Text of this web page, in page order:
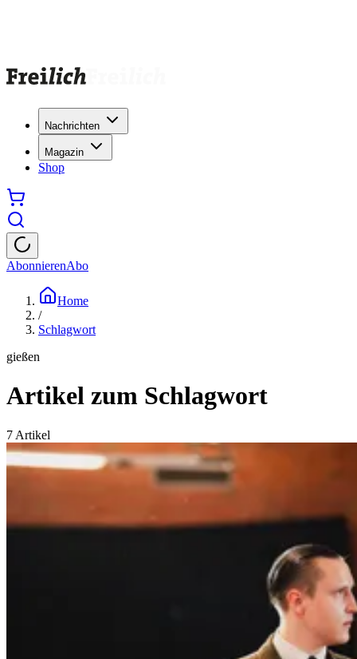
Nachrichten
Magazin
Shop
AbonnierenAbo
Home
/
Schlagwort
gießen
Artikel zum Schlagwort
7 Artikel